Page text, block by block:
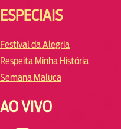
ESPECIAIS
Festival da Alegria
Respeita Minha História
Semana Maluca
AO VIVO